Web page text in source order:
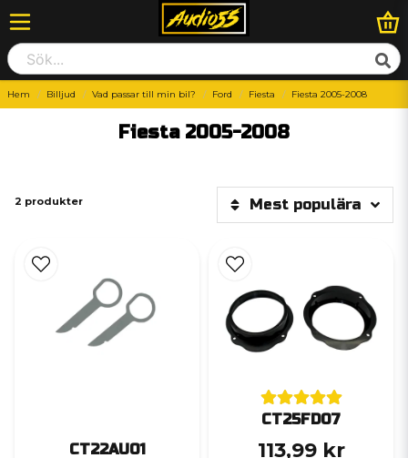
Hem Billjud Vad passar till min bil? Ford Fiesta Fiesta 2005-2008
Fiesta 2005-2008
2 produkter Mest populära
CT22AU01
CT25FD07
113,99 kr